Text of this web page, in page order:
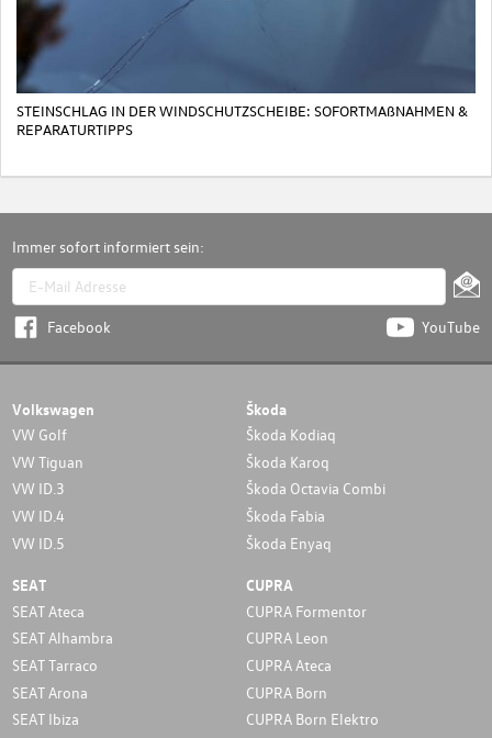
STEINSCHLAG IN DER WINDSCHUTZSCHEIBE: SOFORTMAßNAHMEN &
REPARATURTIPPS
Immer sofort informiert sein:
Facebook YouTube
Volkswagen
VW Golf
VW Tiguan
VW ID.3
VW ID.4
VW ID.5
Škoda
Škoda Kodiaq
Škoda Karoq
Škoda Octavia Combi
Škoda Fabia
Škoda Enyaq
SEAT
SEAT Ateca
SEAT Alhambra
SEAT Tarraco
SEAT Arona
SEAT Ibiza
CUPRA
CUPRA Formentor
CUPRA Leon
CUPRA Ateca
CUPRA Born
CUPRA Born Elektro